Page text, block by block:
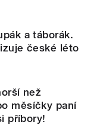
a táborák.
české léto
než
měsíčky paní
příbory!